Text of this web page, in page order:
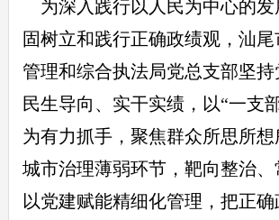
为深入践行以人民为中心的发
固树立和践行正确政绩观，汕
管理和综合执法局党总支部坚持
民生导向、实干实绩，以“一支
为有力抓手，聚焦群众所思所
城市治理薄弱环节，靶向整治、
以党建赋能精细化管理，把正